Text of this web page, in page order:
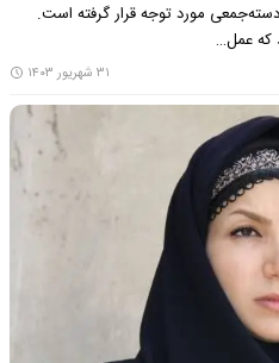
مورد توجه قرار گرفته است.
که عمل…
۳۱ شهریور ۱۴۰۳